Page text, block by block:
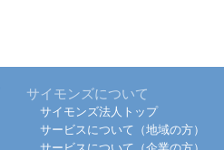
サイモンズについて
サイモンズ法人トップ
サービスについて（地域の方）